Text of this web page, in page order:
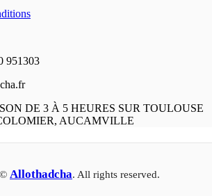
951303
DE 3 À 5 HEURES SUR TOULOUSE
AUCAMVILLE
Allothadcha. All rights reserved.